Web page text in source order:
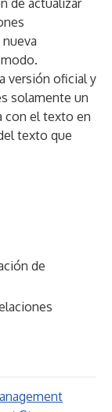
de actualizar
versión oficial y
solamente un
con el texto en
texto que
de